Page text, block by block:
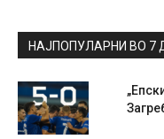
НАЈПОПУЛАРНИ ВО 7